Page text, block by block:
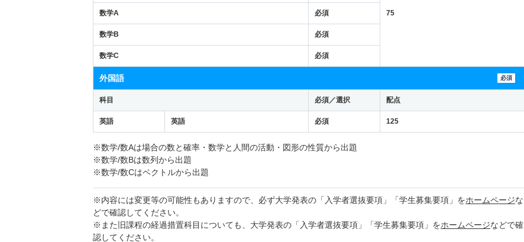
75
数学A 必須
数学B 必須
数学C 必須
外国語 必須
科目 必須／選択 配点
英語 英語 必須 125
※数学/数Aは場合の数と確率・数学と人間の活動・図形の性質から出題
※数学/数Bは数列から出題
※数学/数Cはベクトルから出題
※内容には変更等の可能性もありますので、必ず大学発表の「入学者選抜要項」「学生募集要項」をホームページな
どで確認してください。
※また旧課程の経過措置科目についても、大学発表の「入学者選抜要項」「学生募集要項」をホームページなどで確
認してください。